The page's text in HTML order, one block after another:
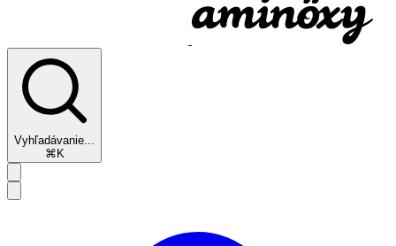
Vyhľadávanie...
⌘K